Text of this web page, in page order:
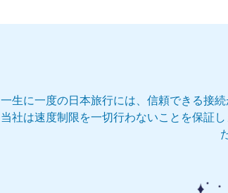
一生に一度の日本旅行には、信頼できる接
当社は速度制限を一切行わないことを保証